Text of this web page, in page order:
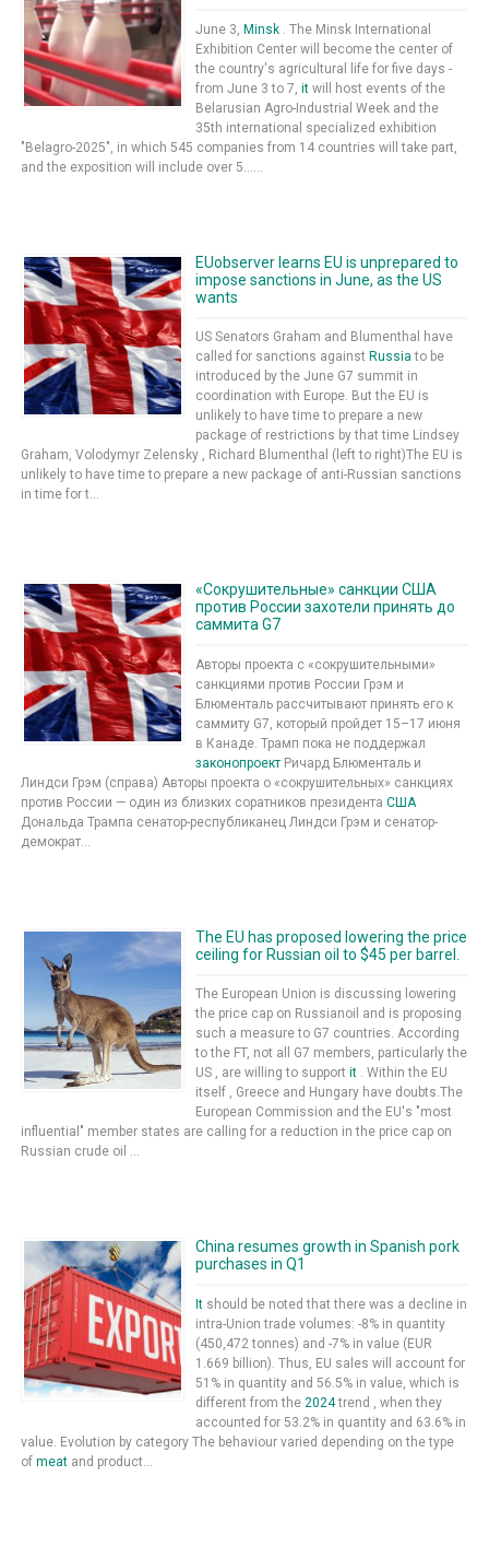
June 3, Minsk . The Minsk International
Exhibition Center will become the center of
the country's agricultural life for five days -
from June 3 to 7, it will host events of the
Belarusian Agro-Industrial Week and the
35th international specialized exhibition
"Belagro-2025", in which 545 companies from 14 countries will take part,
and the exposition will include over 5......
EUobserver learns EU is unprepared to
impose sanctions in June, as the US
wants
US Senators Graham and Blumenthal have
called for sanctions against Russia to be
introduced by the June G7 summit in
coordination with Europe. But the EU is
unlikely to have time to prepare a new
package of restrictions by that time Lindsey
Graham, Volodymyr Zelensky , Richard Blumenthal (left to right)The EU is
unlikely to have time to prepare a new package of anti-Russian sanctions
in time for t...
«Сокрушительные» санкции США
против России захотели принять до
саммита G7
Авторы проекта с «сокрушительными»
санкциями против России Грэм и
Блюменталь рассчитывают принять его к
саммиту G7, который пройдет 15–17 июня
в Канаде. Трамп пока не поддержал
законопроект Ричард Блюменталь и
Линдси Грэм (справа) Авторы проекта о «сокрушительных» санкциях
против России — один из близких соратников президента США
Дональда Трампа сенатор-республиканец Линдси Грэм и сенатор-
демократ...
The EU has proposed lowering the price
ceiling for Russian oil to $45 per barrel.
The European Union is discussing lowering
the price cap on Russianoil and is proposing
such a measure to G7 countries. According
to the FT, not all G7 members, particularly the
US , are willing to support it . Within the EU
itself , Greece and Hungary have doubts.The
European Commission and the EU's "most
influential" member states are calling for a reduction in the price cap on
Russian crude oil ...
China resumes growth in Spanish pork
purchases in Q1
It should be noted that there was a decline in
intra-Union trade volumes: -8% in quantity
(450,472 tonnes) and -7% in value (EUR
1.669 billion). Thus, EU sales will account for
51% in quantity and 56.5% in value, which is
different from the 2024trend , when they
accounted for 53.2% in quantity and 63.6% in
value. Evolution by category The behaviour varied depending on the type
of meat and product...